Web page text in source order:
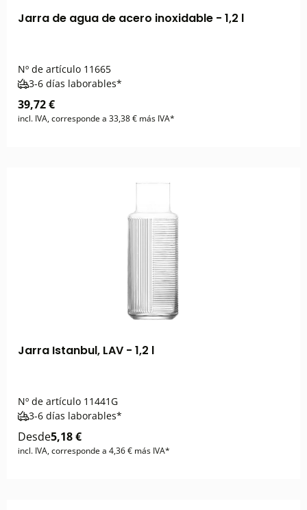
Jarra de agua de acero inoxidable - 1,2 l
Nº de artículo 11665
3-6 días laborables*
39,72 €
incl. IVA, corresponde a 33,38 € más IVA*
Jarra Istanbul, LAV - 1,2 l
Nº de artículo 11441G
3-6 días laborables*
Desde5,18 €
incl. IVA, corresponde a 4,36 € más IVA*